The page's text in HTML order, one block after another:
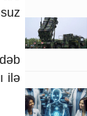
ilə